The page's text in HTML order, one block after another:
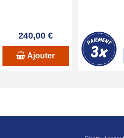
240,00 €
Ajouter